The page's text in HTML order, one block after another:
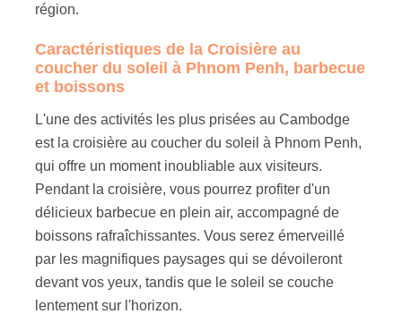
région.
Caractéristiques de la Croisière au
coucher du soleil à Phnom Penh, barbecue
et boissons
L'une des activités les plus prisées au Cambodge
est la croisière au coucher du soleil à Phnom Penh,
qui offre un moment inoubliable aux visiteurs.
Pendant la croisière, vous pourrez profiter d'un
délicieux barbecue en plein air, accompagné de
boissons rafraîchissantes. Vous serez émerveillé
par les magnifiques paysages qui se dévoileront
devant vos yeux, tandis que le soleil se couche
lentement sur l'horizon.